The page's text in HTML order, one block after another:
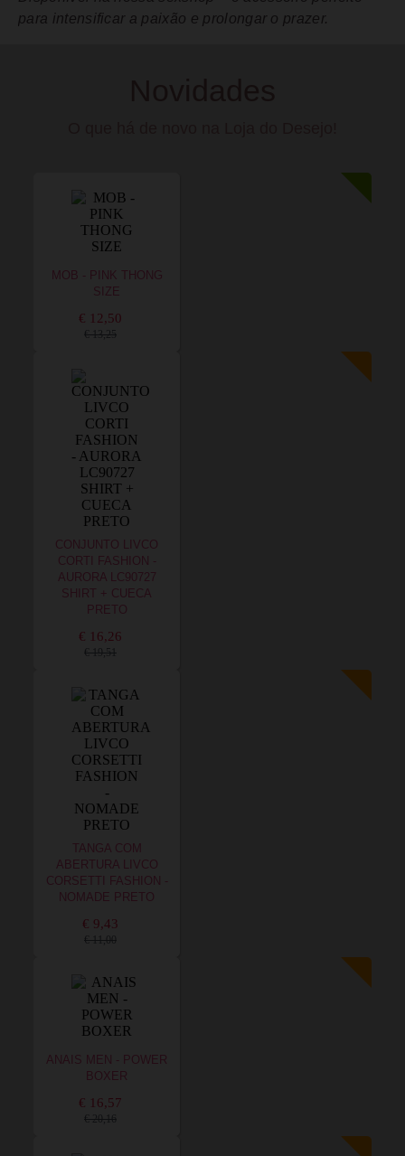
para intensificar a paixão e prolongar o prazer.
MOB - PINK THONG
SIZE
€ 12,50
€ 13,25
CONJUNTO LIVCO
CORTI FASHION -
AURORA LC90727
SHIRT + CUECA
PRETO
€ 16,26
€ 19,51
TANGA COM
ABERTURA LIVCO
CORSETTI FASHION -
NOMADE PRETO
€ 9,43
€ 11,00
ANAIS MEN - POWER
BOXER
€ 16,57
€ 20,16